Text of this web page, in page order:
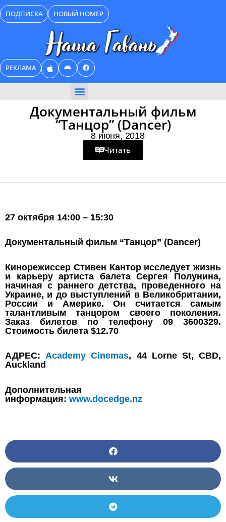
Перейти
к
содержимому
ПОДПИСКА НОВЫЙ НОМЕР
РЕКЛАМА
Документальный фильм
“Танцор” (Dancer)
8 июня, 2018
Читать
27 октября 14:00 – 15:30
Документальный фильм “Танцор” (Dancer)
Кинорежиссер Стивен Кантор исследует жизнь
и карьеру артиста балета Сергея Полунина,
начиная с раннего детства, проведенного на
Украине, и до выступлений в Великобритании,
России и Америке. Он считается самым
талантливым танцором своего поколения.
Заказ билетов по телефону 09 3600329.
Стоимость билета $12.70
АДРЕС:Academy Cinemas, 44 Lorne St, CBD,
Auckland
Дополнительная
информация: www.docedge.nz